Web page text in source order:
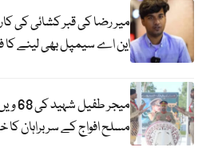
میر رضا کی قبر کشائی کی
این اے سیمپل بھی لینے
میجر
مسلح افواج کے سربراہان